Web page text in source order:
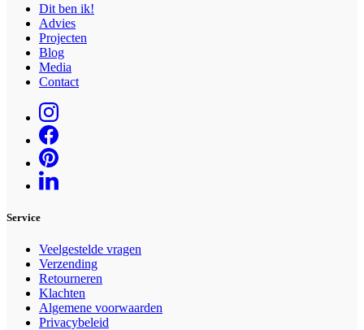
Dit ben ik!
Advies
Projecten
Blog
Media
Contact
Service
Veelgestelde vragen
Verzending
Retourneren
Klachten
Algemene voorwaarden
Privacybeleid